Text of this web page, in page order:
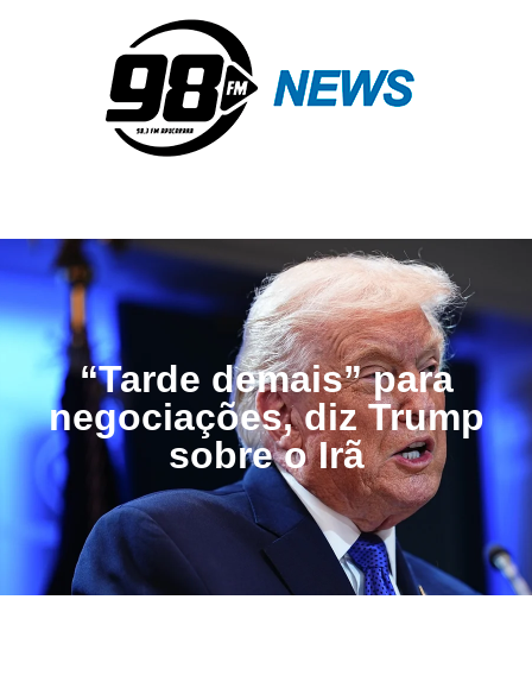
“Tarde demais” para
negociações, diz Trump
sobre o Irã